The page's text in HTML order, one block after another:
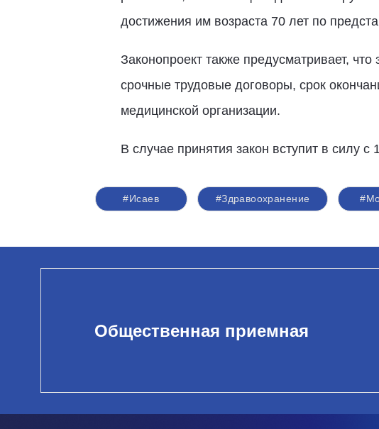
достижения им возраста 70 лет по
Законопроект также предусматривает,
срочные трудовые договоры, срок
медицинской организации.
В случае принятия закон вступит в силу
#Исаев #Здравоохранение
Общественная приемная